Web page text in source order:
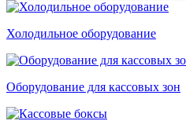
Холодильное оборудование
Оборудование для кассовых зон